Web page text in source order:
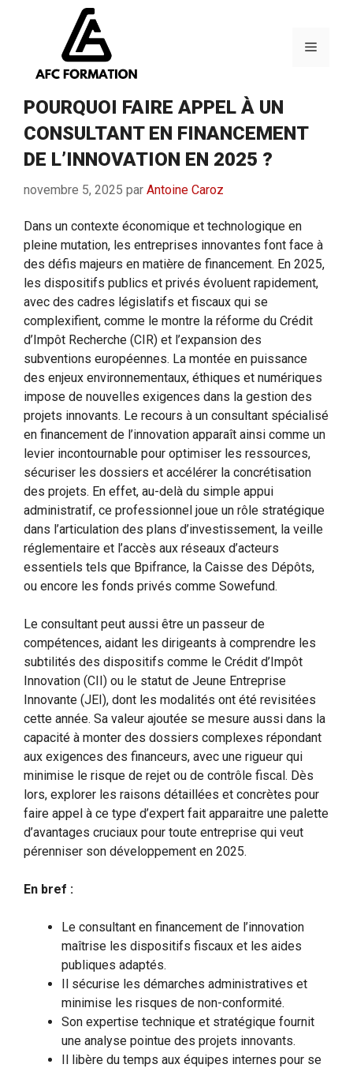
Menu
POURQUOI FAIRE APPEL À UN
CONSULTANT EN FINANCEMENT
DE L’INNOVATION EN 2025 ?
novembre 5, 2025 par Antoine Caroz
Dans un contexte économique et technologique en
pleine mutation, les entreprises innovantes font face à
des défis majeurs en matière de financement. En 2025,
les dispositifs publics et privés évoluent rapidement,
avec des cadres législatifs et fiscaux qui se
complexifient, comme le montre la réforme du Crédit
d’Impôt Recherche (CIR) et l’expansion des
subventions européennes. La montée en puissance
des enjeux environnementaux, éthiques et numériques
impose de nouvelles exigences dans la gestion des
projets innovants. Le recours à un consultant spécialisé
en financement de l’innovation apparaît ainsi comme un
levier incontournable pour optimiser les ressources,
sécuriser les dossiers et accélérer la concrétisation
des projets. En effet, au-delà du simple appui
administratif, ce professionnel joue un rôle stratégique
dans l’articulation des plans d’investissement, la veille
réglementaire et l’accès aux réseaux d’acteurs
essentiels tels que Bpifrance, la Caisse des Dépôts,
ou encore les fonds privés comme Sowefund.
Le consultant peut aussi être un passeur de
compétences, aidant les dirigeants à comprendre les
subtilités des dispositifs comme le Crédit d’Impôt
Innovation (CII) ou le statut de Jeune Entreprise
Innovante (JEI), dont les modalités ont été revisitées
cette année. Sa valeur ajoutée se mesure aussi dans la
capacité à monter des dossiers complexes répondant
aux exigences des financeurs, avec une rigueur qui
minimise le risque de rejet ou de contrôle fiscal. Dès
lors, explorer les raisons détaillées et concrètes pour
faire appel à ce type d’expert fait apparaitre une palette
d’avantages cruciaux pour toute entreprise qui veut
pérenniser son développement en 2025.
En bref :
Le consultant en financement de l’innovation
maîtrise les dispositifs fiscaux et les aides
publiques adaptés.
Il sécurise les démarches administratives et
minimise les risques de non-conformité.
Son expertise technique et stratégique fournit
une analyse pointue des projets innovants.
Il libère du temps aux équipes internes pour se